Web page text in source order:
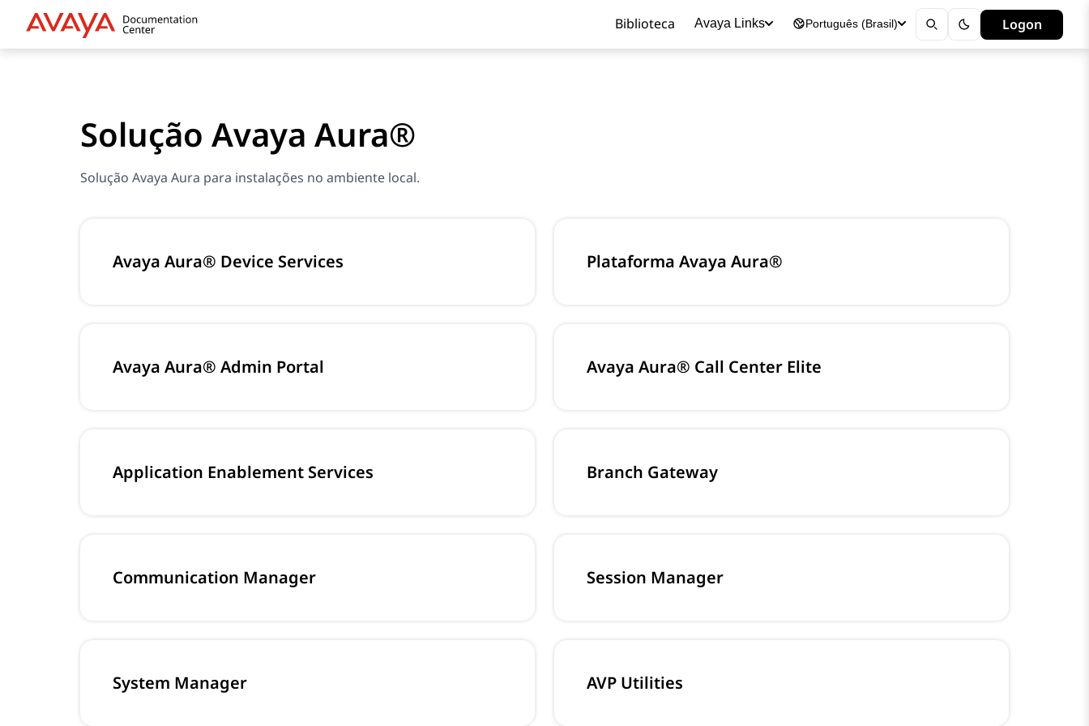
Biblioteca Avaya Links Português (Brasil) Logon
Solução Avaya Aura®
Solução Avaya Aura para instalações no ambiente local.
Avaya Aura® Device Services Plataforma Avaya Aura®
Avaya Aura® Admin Portal Avaya Aura® Call Center Elite
Application Enablement Services Branch Gateway
Communication Manager Session Manager
System Manager AVP Utilities